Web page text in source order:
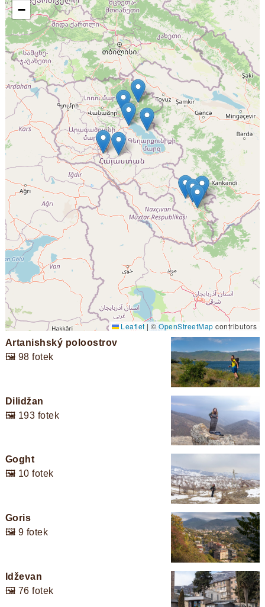
−
Leaflet | ©OpenStreetMap contributors
Artanishský poloostrov
🖼️ 98 fotek
Dilidžan
🖼️ 193 fotek
Goght
🖼️ 10 fotek
Goris
🖼️ 9 fotek
Idževan
🖼️ 76 fotek